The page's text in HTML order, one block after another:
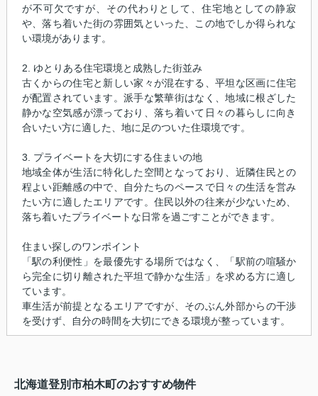
が不可欠ですが、その代わりとして、住宅地としての静寂
や、落ち着いた街の雰囲気といった、この地でしか得られな
い環境があります。
2. ゆとりある住宅環境と成熟した街並み
古くからの住宅と新しい家々が混在する、平坦な区画に住宅
が配置されています。派手な繁華街はなく、地域に根ざした
静かな空気感が漂っており、落ち着いて日々の暮らしに向き
合いたい方に適した、地に足のついた住環境です。
3. プライベートを大切にする住まいの地
地域全体が生活に特化した空間となっており、近隣住民との
程よい距離感の中で、自分たちのペースで日々の生活を営み
たい方に適したエリアです。住民以外の往来が少ないため、
落ち着いたプライベートな日常を過ごすことができます。
住まい探しのワンポイント
「駅の利便性」を最優先する場所ではなく、「駅前の喧騒か
ら完全に切り離された平坦で静かな生活」を求める方に適し
ています。
車生活が前提となるエリアですが、そのぶん外部からの干渉
を受けず、自分の時間を大切にできる環境が整っています。
北海道登別市柏木町のおすすめ物件